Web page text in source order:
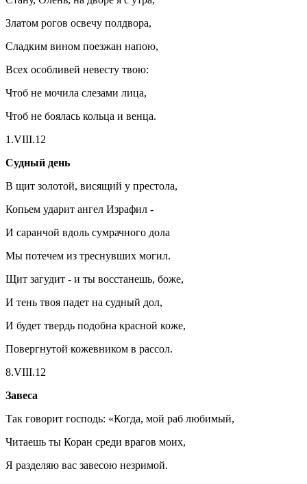
Златом рогов освечу полдвора,
Сладким вином поезжан напою,
Всех особливей невесту твою:
Чтоб не мочила слезами лица,
Чтоб не боялась кольца и венца.
1.VIII.12
Судный день
В щит золотой, висящий у престола,
Копьем ударит ангел Израфил -
И саранчой вдоль сумрачного дола
Мы потечем из треснувших могил.
Щит загудит - и ты восстанешь, боже,
И тень твоя падет на судный дол,
И будет твердь подобна красной коже,
Повергнутой кожевником в рассол.
8.VIII.12
Завеса
Так говорит господь: «Когда, мой раб любимый,
Читаешь ты Коран среди врагов моих,
Я разделяю вас завесою незримой.